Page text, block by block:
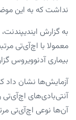
نداشت که به این
به گزارش
معمولا با اچ‌آی‌تی
بیماری آدنوویروس
آزمایش‌ها نشان داد
آنتی‌بادی‌های
آن‌ها نوعی اچ‌آی‌تی